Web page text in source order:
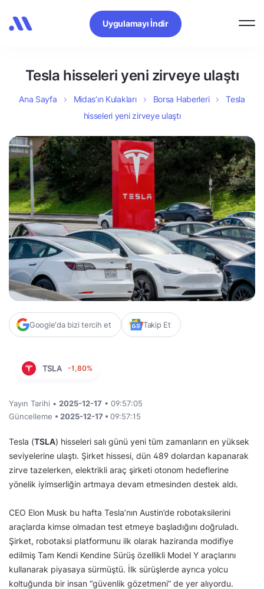
Uygulamayı İndir
Tesla hisseleri yeni zirveye ulaştı
Ana Sayfa Midas’ın Kulakları Borsa Haberleri
Tesla
hisseleri yeni zirveye ulaştı
Google'da bizi tercih et Takip Et
TSLA -1,80%
Yayın Tarihi • 2025-12-17 • 09:57:05
Güncelleme • 2025-12-17 • 09:57:15
Tesla (TSLA) hisseleri salı günü yeni tüm zamanların en yüksek
seviyelerine ulaştı. Şirket hissesi, dün 489 dolardan kapanarak
zirve tazelerken, elektrikli araç şirketi otonom hedeflerine
yönelik iyimserliğin artmaya devam etmesinden destek aldı.
CEO Elon Musk bu hafta Tesla’nın Austin’de robotaksilerini
araçlarda kimse olmadan test etmeye başladığını doğruladı.
Şirket, robotaksi platformunu ilk olarak haziranda modifiye
edilmiş Tam Kendi Kendine Sürüş özellikli Model Y araçlarını
kullanarak piyasaya sürmüştü. İlk sürüşlerde ayrıca yolcu
koltuğunda bir insan “güvenlik gözetmeni” de yer alıyordu.